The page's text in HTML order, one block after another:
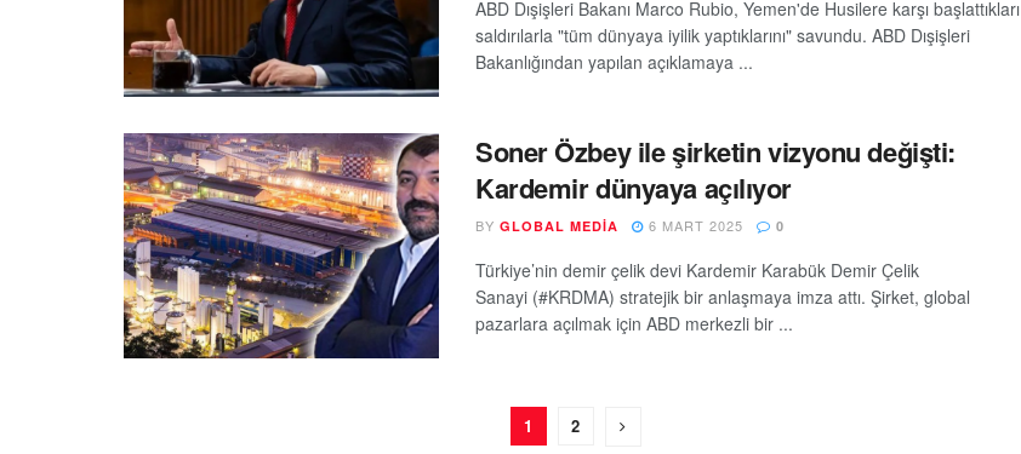
ABD Dışişleri Bakanı Marco Rubio, Yemen'de Husilere karşı başlattıkları
saldırılarla "tüm dünyaya iyilik yaptıklarını" savundu. ABD Dışişleri
Bakanlığından yapılan açıklamaya ...
Soner Özbey ile şirketin vizyonu değişti:
Kardemir dünyaya açılıyor
BY GLOBAL MEDIA 6 MART 2025 0
Türkiye’nin demir çelik devi Kardemir Karabük Demir Çelik
Sanayi (#KRDMA) stratejik bir anlaşmaya imza attı. Şirket, global
pazarlara açılmak için ABD merkezli bir ...
1 2